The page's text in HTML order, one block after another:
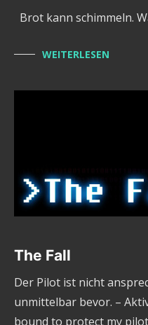
Brot kann schimmeln.
WEITERLESEN
The Fall
Der Pilot ist nicht
unmittelbar bevor. –
bound to protect my